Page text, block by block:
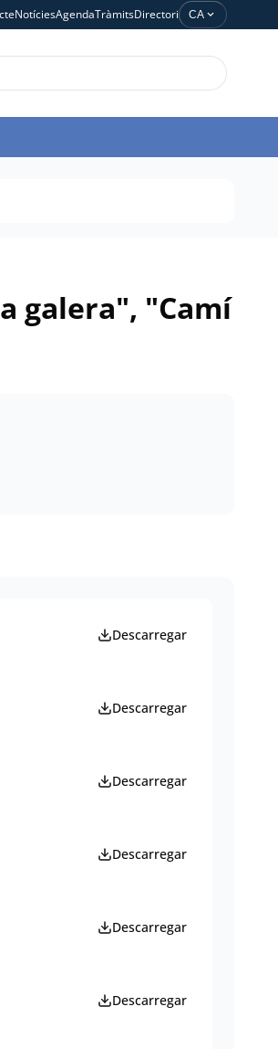
NotíciesAgendaTràmitsDirectori CA expand_more
galera", "Camí
Descarregar
Descarregar
Descarregar
Descarregar
Descarregar
Descarregar